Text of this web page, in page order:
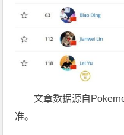
文章数据源自
准。